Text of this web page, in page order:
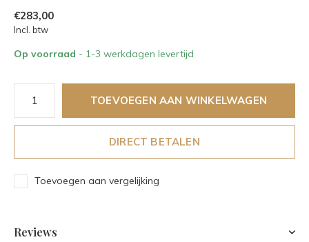
€283,00
Incl. btw
Op voorraad - 1-3 werkdagen levertijd
TOEVOEGEN AAN WINKELWAGEN
DIRECT BETALEN
Toevoegen aan vergelijking
Reviews